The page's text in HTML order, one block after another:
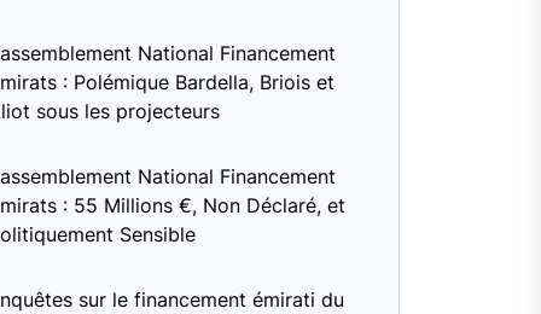
National Financement
: Polémique Bardella, Briois et
sous les projecteurs
National Financement
: 55 Millions €, Non Déclaré, et
Sensible
sur le financement émirati du